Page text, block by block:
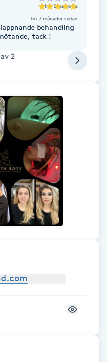
till Elisabeta
för 7 månader sedan
behandling
tack !
av 2